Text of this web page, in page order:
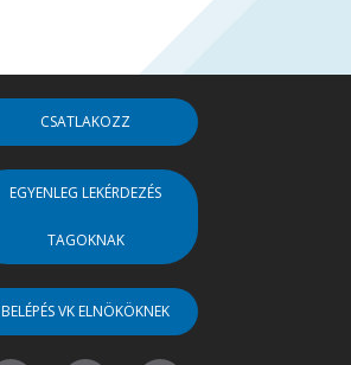
CSATLAKOZZ
EGYENLEG LEKÉRDEZÉS
TAGOKNAK
BELÉPÉS VK ELNÖKÖKNEK